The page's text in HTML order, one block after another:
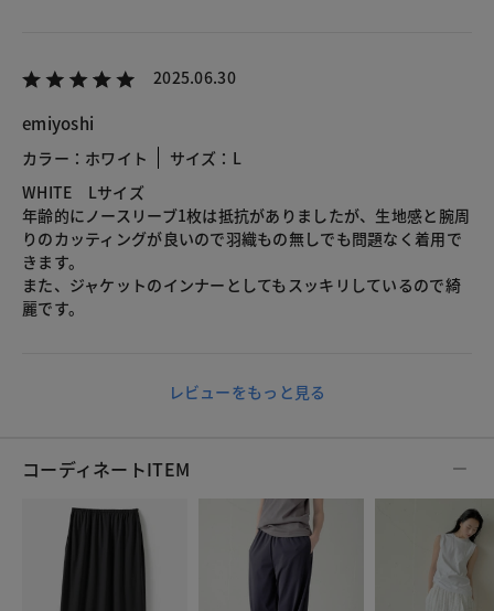
2025.06.30
emiyoshi
カラー：ホワイト
サイズ：L
WHITE Lサイズ
年齢的にノースリーブ1枚は抵抗がありましたが、生地感と腕周
りのカッティングが良いので羽織もの無しでも問題なく着用で
きます。
また、ジャケットのインナーとしてもスッキリしているので綺
麗です。
レビューをもっと見る
コーディネートITEM